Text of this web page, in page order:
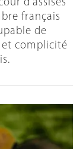
d'assises
français
de
complicité